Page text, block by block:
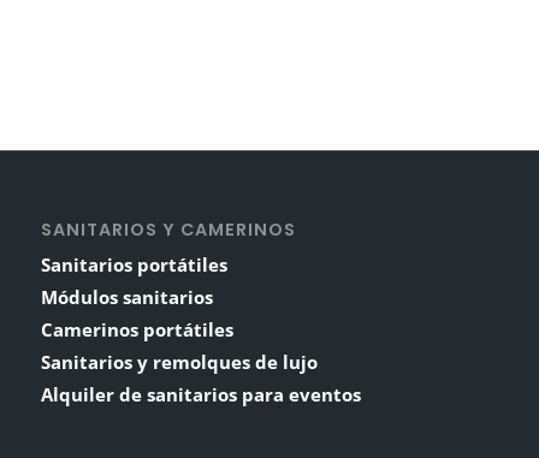
SANITARIOS Y CAMERINOS
Sanitarios portátiles
Módulos sanitarios
Camerinos portátiles
Sanitarios y remolques de lujo
Alquiler de sanitarios para eventos